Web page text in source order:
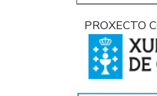
PROXECTO